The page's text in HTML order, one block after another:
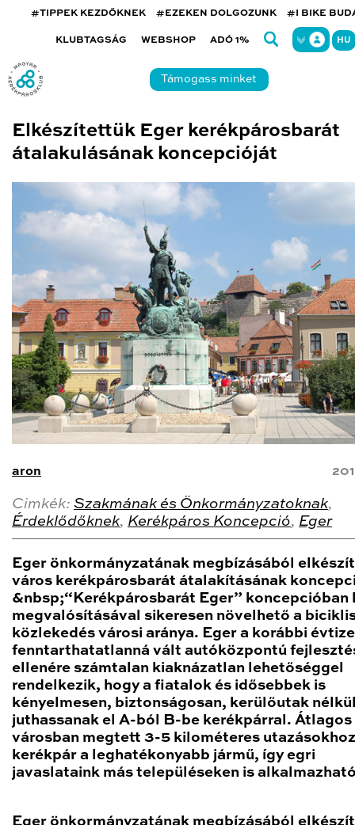
#TIPPEK KEZDŐKNEK #EZEKEN DOLGOZUNK #I BIKE
KLUBTAGSÁG WEBSHOP ADÓ 1% HU
Támogass minket
Elkészítettük Eger kerékpárosbarát
átalakulásának koncepcióját
aron
Cimkék: Szakmának és Önkormányzatoknak,
Érdeklődőknek, Kerékpáros Koncepció, Eger
Eger önkormányzatának megbízásából
város kerékpárosbarát átalakításának
&nbsp;“Kerékpárosbarát Eger” koncepcióban
megvalósításával sikeresen növelhető a
közlekedés városi aránya. Eger a korábbi
fenntarthatatlanná vált autóközpontú
ellenére számtalan kiaknázatlan lehetőséggel
rendelkezik, hogy a fiatalok és idősebbek is
kényelmesen, biztonságosan, kerülőutak
juthassanak el A-ból B-be kerékpárral. Átlagos
városban megtett 3-5 kilométeres
kerékpár a leghatékonyabb jármű, így egri
javaslataink más településeken is
Eger önkormányzatának megbízásából